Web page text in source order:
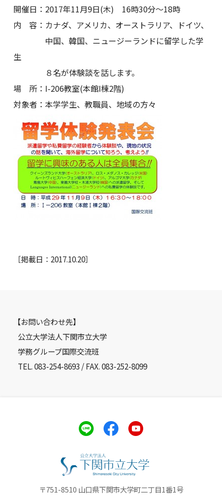
開催日：2017年11月9日(木) 16時30分～18時
内 容：カナダ、アメリカ、オーストラリア、ドイツ、
中国、韓国、ニュージーランドに留学した学
生
８名が体験談を話します。
場 所：I-206教室(本館I棟2階)
対象者：本学学生、教職員、地域の方々
［掲載日：2017.10.20］
【お問い合わせ先】
公立大学法人下関市立大学
学務グループ国際交流班
TEL. 083-254-8693 / FAX. 083-252-8099
〒751-8510 山口県下関市大学町二丁目1番1号